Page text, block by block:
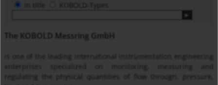
KOBOLD-Types
The KOBOLD Messring GmbH
is one of the leading international instrumentation engineering
enterprises specialized on monitoring, measuring and
regulating the physical quantities of flow through, pressure,